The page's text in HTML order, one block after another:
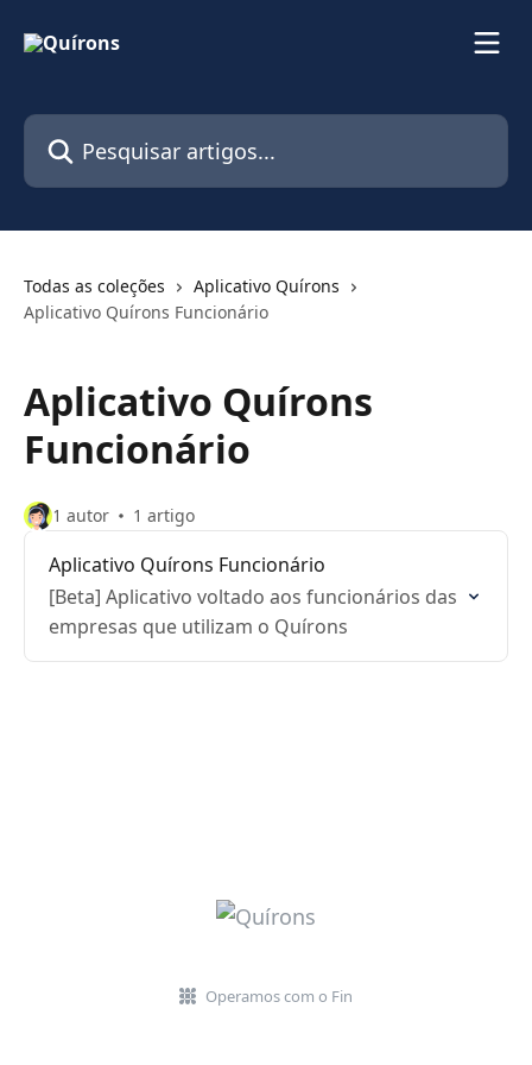
Pesquisar artigos...
Todas as coleções
Aplicativo Quírons
Aplicativo Quírons Funcionário
Aplicativo Quírons
Funcionário
1 autor 1 artigo
Aplicativo Quírons Funcionário
[Beta] Aplicativo voltado aos funcionários das
empresas que utilizam o Quírons
Operamos com o Fin